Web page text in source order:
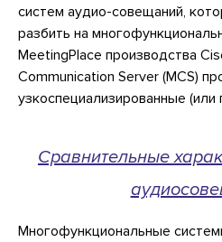
систем аудио-совещаний,
разбить на
MeetingPlace производства
Communication Server (MCS)
узкоспециализированные (или
Сравнительные
Многофункциональные